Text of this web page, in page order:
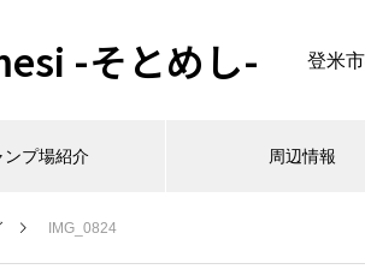
-そとめし- 登米
ンプ場紹介 周辺情報
IMG_0824